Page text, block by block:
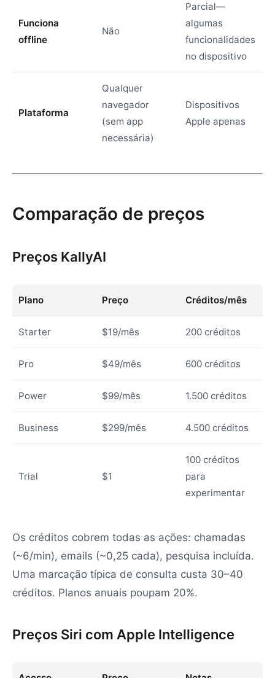
Funciona
offline
Não
Parcial—
algumas
funcionalidades
no dispositivo
Plataforma
Qualquer
navegador
(sem app
necessária)
Dispositivos
Apple apenas
Comparação de preços
Preços KallyAI
Plano Preço Créditos/mês
Starter $19/mês 200 créditos
Pro $49/mês 600 créditos
Power $99/mês 1.500 créditos
Business $299/mês 4.500 créditos
Trial $1
100 créditos
para
experimentar
Os créditos cobrem todas as ações: chamadas
(~6/min), emails (~0,25 cada), pesquisa incluída.
Uma marcação típica de consulta custa 30–40
créditos. Planos anuais poupam 20%.
Preços Siri com Apple Intelligence